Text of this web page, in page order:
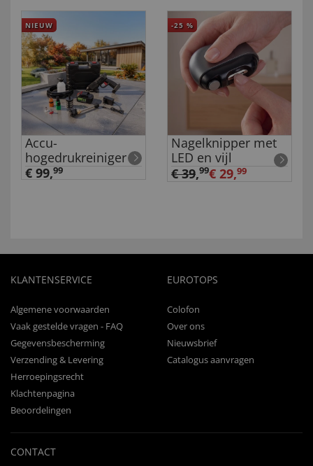
NIEUW
Accu-
hogedrukreiniger
€ 99,99
-25 %
Nagelknipper met
LED en vijl
€ 39,99€ 29,99
KLANTENSERVICE
Algemene voorwaarden
Vaak gestelde vragen - FAQ
Gegevensbescherming
Verzending & Levering
Herroepingsrecht
Klachtenpagina
Beoordelingen
EUROTOPS
Colofon
Over ons
Nieuwsbrief
Catalogus aanvragen
CONTACT